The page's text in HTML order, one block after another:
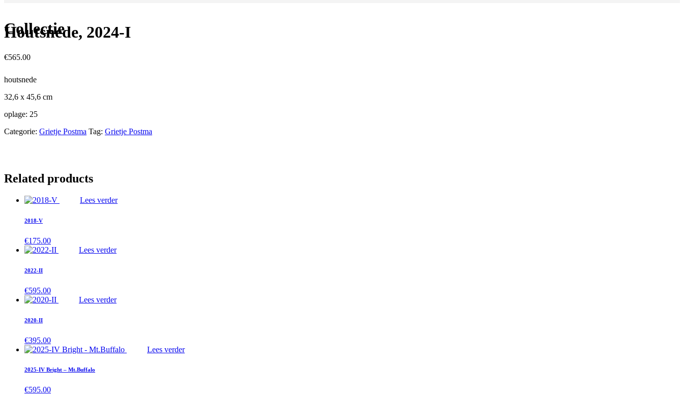
Collectie
Houtsnede, 2024-I
€565.00
houtsnede
32,6 x 45,6 cm
oplage: 25
Categorie: Grietje Postma Tag: Grietje Postma
Related products
Lees verder
2018-V
€175.00
Lees verder
2022-II
€595.00
Lees verder
2020-II
€395.00
Lees verder
2025-IV Bright – Mt.Buffalo
€595.00